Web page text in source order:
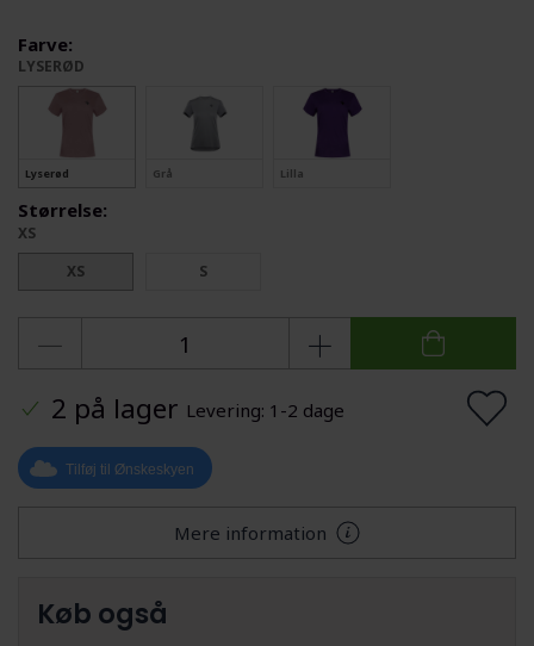
Farve:
LYSERØD
Lyserød Grå Lilla
Størrelse:
XS
XS
S
2 på lager Levering: 1-2 dage
Tilføj til Ønskeskyen
Mere information
Køb også